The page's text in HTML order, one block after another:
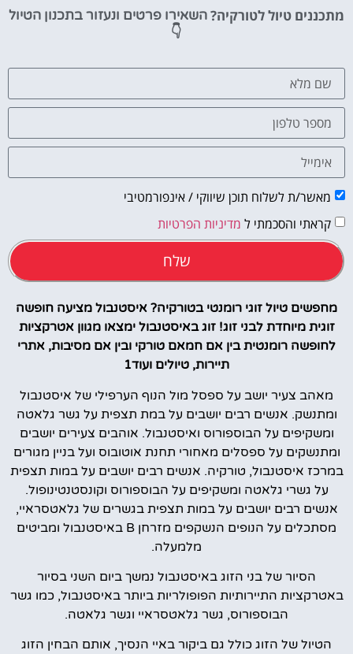
מציאת
לחצו
מתכננים טיול לטורקיה?השאירו פרטים ונעזור בתכנון הטיול
👇
מאשר/ת לשלוח תוכן שיווקי / אינפורמטיבי
קראתי והסכמתי ל מדיניות הפרטיות
שלח
מחפשים טיול זוגי רומנטי בטורקיה? איסטנבול מציעה חופשה
זוגית מיוחדת לבני זוג! זוג באיסטנבול ימצאו מגוון אטרקציות
לחופשה רומנטית בין אם חמאם טורקי ובין אם מסיבות, אתרי
תיירות, טיולים ועוד1
מאהב צעיר יושב על ספסל מול הנוף הערפילי של איסטנבול
ומתנשק. אנשים רבים יושבים על במת תצפית על גשר גלאטה
ומשקיפים על הבוספורוס ואיסטנבול. אוהבים צעירים יושבים
ומתנשקים על ספסלים מאחורי תחנת אוטובוס ועל בניין מגורים
במרכז איסטנבול, טורקיה. אנשים רבים יושבים על במות תצפית
על גשרי גלאטה ומשקיפים על הבוספורוס וקונסטנטינופול.
אנשים רבים יושבים על במות תצפית בגשרים של גלאטסראיי,
מסתכלים על הנופים הנשקפים מזרחן B באיסטנבול ומביטים
מלמעלה.
הסיור של בני הזוג באיסטנבול נמשך ביום השני בסיור
באטרקציות התיירותיות הפופולריות ביותר באיסטנבול, כמו גשר
הבוספורוס, גשר גלאטסראיי וגשר גלאטה.
הטיול של הזוג כולל גם ביקור באיי הנסיך, אותם הבחין הזוג